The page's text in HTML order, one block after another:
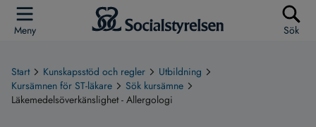
Meny Sök
Start Kunskapsstöd och regler
Utbildning
Kursämnen för ST-läkare
Sök kursämne
Läkemedelsöverkänslighet - Allergologi